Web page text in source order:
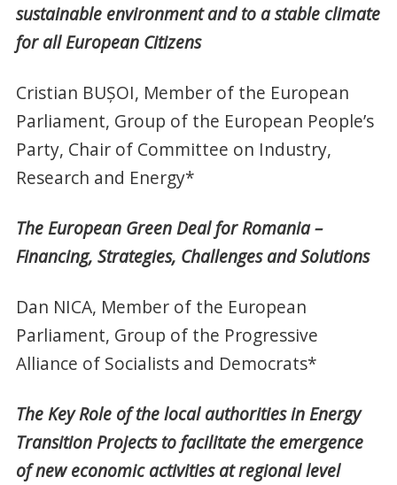
sustainable environment and to a stable climate
for all European Citizens
Cristian BUŞOI, Member of the European
Parliament, Group of the European People’s
Party, Chair of Committee on Industry,
Research and Energy*
The European Green Deal for Romania –
Financing, Strategies, Challenges and Solutions
Dan NICA, Member of the European
Parliament, Group of the Progressive
Alliance of Socialists and Democrats*
The Key Role of the local authorities in Energy
Transition Projects to facilitate the emergence
of new economic activities at regional level